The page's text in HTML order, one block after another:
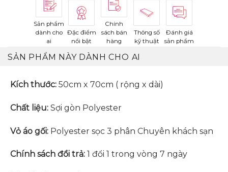
Sản phẩm
dành cho
ai
Đặc điểm
nổi bật
Chính
sách bán
hàng
Thông số
kỹ thuật
Đánh giá
sản phẩm
SẢN PHẨM NÀY DÀNH CHO AI
Kích thước: 50cm x 70cm ( rộng x dài)
Chất liệu: Sợi gòn Polyester
Vỏ áo gối: Polyester sọc 3 phân Chuyên khách sạn
Chính sách đổi trả: 1 đổi 1 trong vòng 7 ngày